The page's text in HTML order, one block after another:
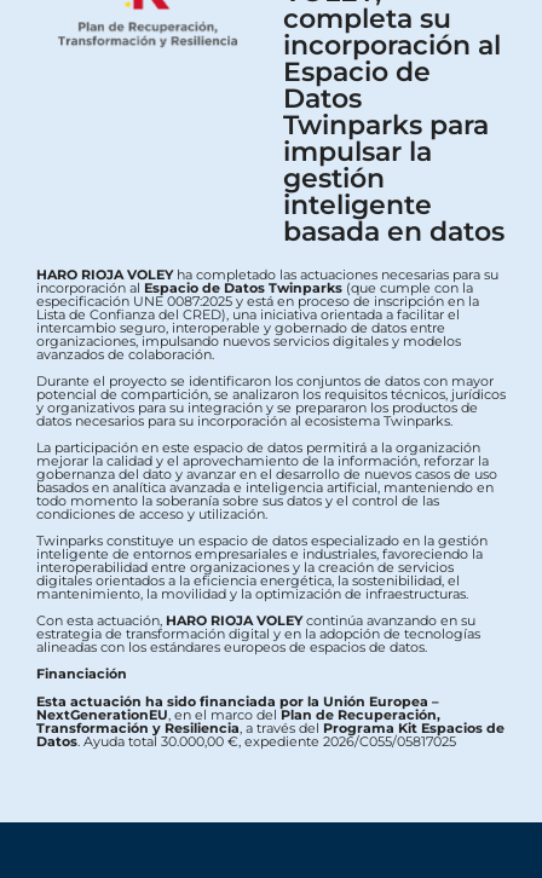
completa su
incorporación al
Espacio de
Datos
Twinparks para
impulsar la
gestión
inteligente
basada en datos
HARO RIOJA VOLEYha completado las actuaciones necesarias para su
incorporación al Espacio de Datos Twinparks (que cumple con la
especificación UNE 0087:2025 y está en proceso de inscripción en la
Lista de Confianza del CRED), una iniciativa orientada a facilitar el
intercambio seguro, interoperable y gobernado de datos entre
organizaciones, impulsando nuevos servicios digitales y modelos
avanzados de colaboración.
Durante el proyecto se identificaron los conjuntos de datos con mayor
potencial de compartición, se analizaron los requisitos técnicos, jurídicos
y organizativos para su integración y se prepararon los productos de
datos necesarios para su incorporación al ecosistema Twinparks.
La participación en este espacio de datos permitirá a la organización
mejorar la calidad y el aprovechamiento de la información, reforzar la
gobernanza del dato y avanzar en el desarrollo de nuevos casos de uso
basados en analítica avanzada e inteligencia artificial, manteniendo en
todo momento la soberanía sobre sus datos y el control de las
condiciones de acceso y utilización.
Twinparks constituye un espacio de datos especializado en la gestión
inteligente de entornos empresariales e industriales, favoreciendo la
interoperabilidad entre organizaciones y la creación de servicios
digitales orientados a la eficiencia energética, la sostenibilidad, el
mantenimiento, la movilidad y la optimización de infraestructuras.
Con esta actuación, HARO RIOJA VOLEYcontinúa avanzando en su
estrategia de transformación digital y en la adopción de tecnologías
alineadas con los estándares europeos de espacios de datos.
Financiación
Esta actuación ha sido financiada por la Unión Europea –
NextGenerationEU , en el marco delPlan de Recuperación,
Transformación y Resiliencia , a través del Programa Kit Espacios de
Datos . Ayuda total 30.000,00 €, expediente 2026/C055/05817025